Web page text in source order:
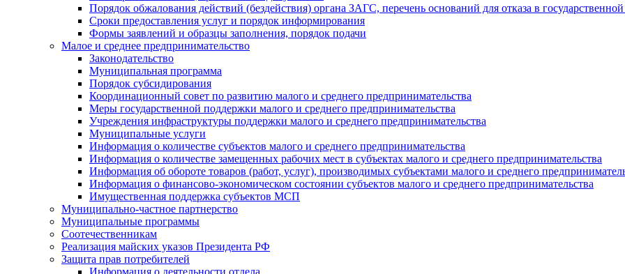
Порядок обжалования действий (бездействия) органа ЗАГС, перечень оснований для отказа в
Сроки предоставления услуг и порядок информирования
Формы заявлений и образцы заполнения, порядок подачи
Малое и среднее предпринимательство
Законодательство
Муниципальная программа
Порядок субсидирования
Координационный совет по развитию малого и среднего предпринимательства
Меры государственной поддержки малого и среднего предпринимательства
Учреждения инфраструктуры поддержки малого и среднего предпринимательства
Муниципальные услуги
Информация о количестве субъектов малого и среднего предпринимательства
Информация о количестве замещенных рабочих мест в субъектах малого и среднего предпринимательства
Информация об обороте товаров (работ, услуг), производимых субъектами малого и среднего
Информация о финансово-экономическом состоянии субъектов малого и среднего предпринимательства
Имущественная поддержка субъектов МСП
Муниципально-частное партнерство
Муниципальные программы
Соотечественникам
Реализация майских указов Президента РФ
Защита прав потребителей
Информация о деятельности отдела